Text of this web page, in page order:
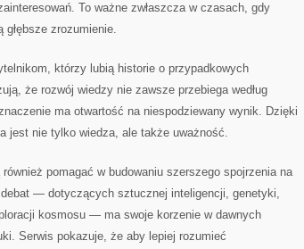
To ważne zwłaszcza w czasach, gdy
zrozumienie.
którzy lubią historie o przypadkowych
że rozwój wiedzy nie zawsze przebiega według
ma otwartość na niespodziewany wynik. Dzięki
jest nie tylko wiedza, ale także uważność.
pomagać w budowaniu szerszego spojrzenia na
— dotyczących sztucznej inteligencji, genetyki,
kosmosu — ma swoje korzenie w dawnych
Serwis pokazuje, że aby lepiej rozumieć